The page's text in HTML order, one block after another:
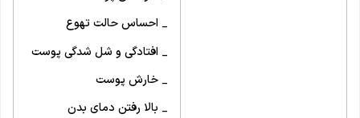
_ احساس حالت تهوع
_ افتادگی و شل شدگی پوست
_ خارش پوست
_ بالا رفتن دمای بدن